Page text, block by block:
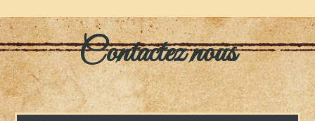
Contactez nous